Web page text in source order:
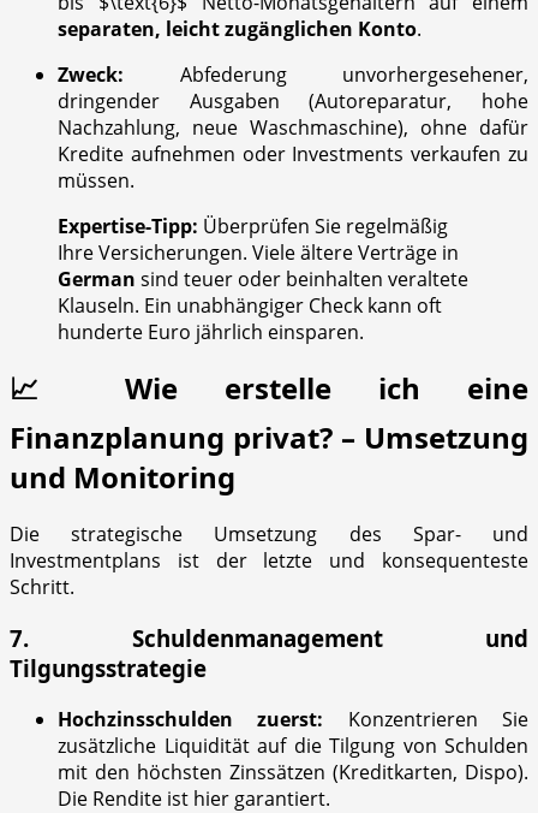
separaten, leicht zugänglichen Konto.
Zweck: Abfederung unvorhergesehener,
dringender Ausgaben (Autoreparatur, hohe
Nachzahlung, neue Waschmaschine), ohne dafür
Kredite aufnehmen oder Investments verkaufen zu
müssen.
Expertise-Tipp: Überprüfen Sie regelmäßig
Ihre Versicherungen. Viele ältere Verträge in
German sind teuer oder beinhalten veraltete
Klauseln. Ein unabhängiger Check kann oft
hunderte Euro jährlich einsparen.
📈 Wie erstelle ich eine
Finanzplanung privat? – Umsetzung
und Monitoring
Die strategische Umsetzung des Spar- und
Investmentplans ist der letzte und konsequenteste
Schritt.
7. Schuldenmanagement und
Tilgungsstrategie
Hochzinsschulden zuerst: Konzentrieren Sie
zusätzliche Liquidität auf die Tilgung von Schulden
mit den höchsten Zinssätzen (Kreditkarten, Dispo).
Die Rendite ist hier garantiert.